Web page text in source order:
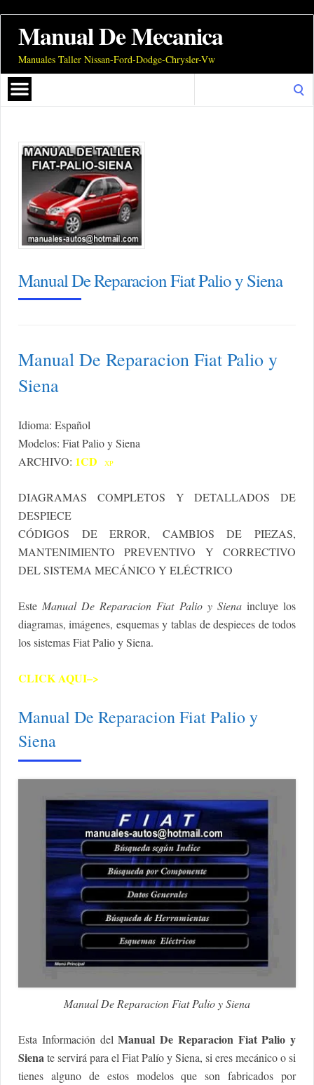
Manual De Mecanica
Manuales Taller Nissan-Ford-Dodge-Chrysler-Vw
Manual De Reparacion Fiat Palio y Siena
Manual De Reparacion Fiat Palio y
Siena
Idioma: Español
Modelos: Fiat Palio y Siena
ARCHIVO: 1CD XP
DIAGRAMAS COMPLETOS Y DETALLADOS DE
DESPIECE
CÓDIGOS DE ERROR, CAMBIOS DE PIEZAS,
MANTENIMIENTO PREVENTIVO Y CORRECTIVO
DEL SISTEMA MECÁNICO Y ELÉCTRICO
Este Manual De Reparacion Fiat Palio y Sienaincluye los
diagramas, imágenes, esquemas y tablas de despieces de todos
los sistemas Fiat Palio y Siena.
CLICK AQUI–>
Manual De Reparacion Fiat Palio y
Siena
Manual De Reparacion Fiat Palio y Siena
Esta Información delManual De Reparacion Fiat Palio y
Sienate servirá para el Fiat Palío y Siena, si eres mecánico o si
tienes alguno de estos modelos que son fabricados por